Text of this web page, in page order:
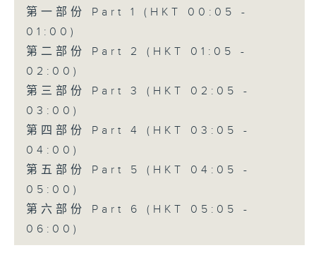
第一部份 Part 1 (HKT 00:05 -
01:00)
第二部份 Part 2 (HKT 01:05 -
02:00)
第三部份 Part 3 (HKT 02:05 -
03:00)
第四部份 Part 4 (HKT 03:05 -
04:00)
第五部份 Part 5 (HKT 04:05 -
05:00)
第六部份 Part 6 (HKT 05:05 -
06:00)